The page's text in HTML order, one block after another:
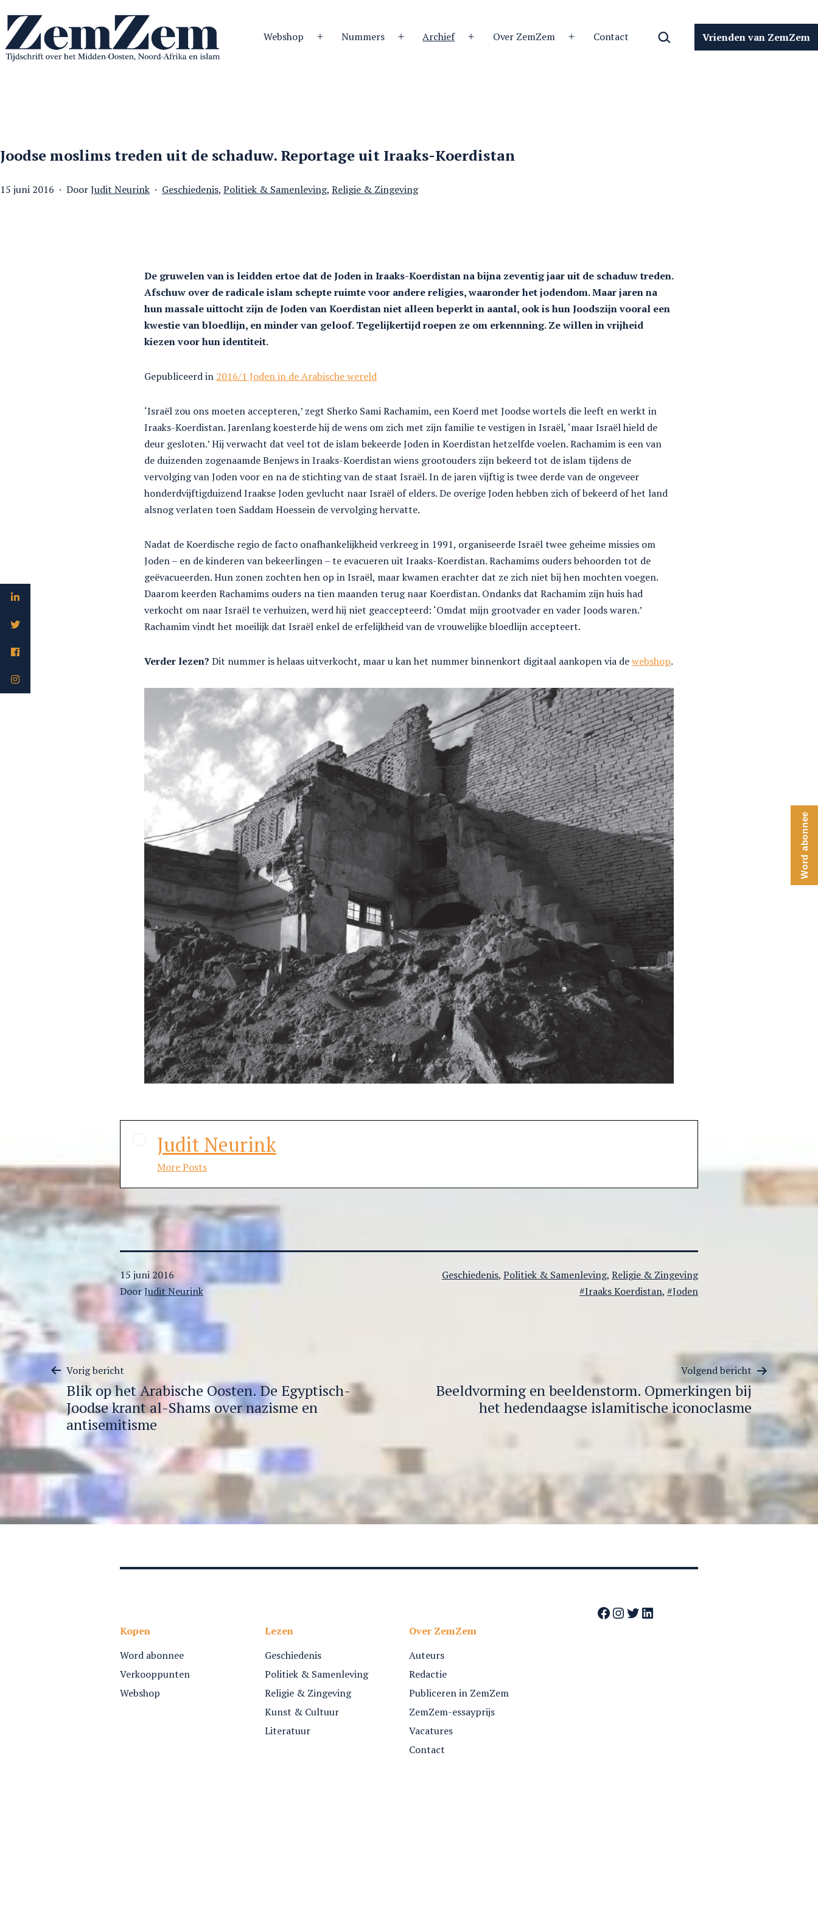
naar
de
inhoud
Webshop
Open
Nummers
Open
Archief
Open
Over ZemZem
Open
Contact Zoeken… Vrienden van ZemZem
Joodse moslims treden uit de schaduw. Reportage uit Iraaks-Koerdistan
Gepubliceerd
15 juni 2016 DoorJudit Neurink
Gecategoriseerd
Geschiedenis, Politiek & Samenleving, Religie & Zingeving
De gruwelen van is leidden ertoe dat de Joden in Iraaks-Koerdistan na bijna zeventig jaar uit de schaduw treden.
Afschuw over de radicale islam schepte ruimte voor andere religies, waaronder het jodendom. Maar jaren na
hun massale uittocht zijn de Joden van Koerdistan niet alleen beperkt in aantal, ook is hun Joodszijn vooral een
kwestie van bloedlijn, en minder van geloof. Tegelijkertijd roepen ze om erkennning. Ze willen in vrijheid
kiezen voor hun identiteit.
Gepubliceerd in 2016/1 Joden in de Arabische wereld
‘Israël zou ons moeten accepteren,’ zegt Sherko Sami Rachamim, een Koerd met Joodse wortels die leeft en werkt in
Iraaks-Koerdistan. Jarenlang koesterde hij de wens om zich met zijn familie te vestigen in Israël, ‘maar Israël hield de
deur gesloten.’ Hij verwacht dat veel tot de islam bekeerde Joden in Koerdistan hetzelfde voelen. Rachamim is een van
de duizenden zogenaamde Benjews in Iraaks-Koerdistan wiens grootouders zijn bekeerd tot de islam tijdens de
vervolging van Joden voor en na de stichting van de staat Israël. In de jaren vijftig is twee derde van de ongeveer
honderdvijftigduizend Iraakse Joden gevlucht naar Israël of elders. De overige Joden hebben zich of bekeerd of het land
alsnog verlaten toen Saddam Hoessein de vervolging hervatte.
Nadat de Koerdische regio de facto onafhankelijkheid verkreeg in 1991, organiseerde Israël twee geheime missies om
Joden – en de kinderen van bekeerlingen – te evacueren uit Iraaks-Koerdistan. Rachamims ouders behoorden tot de
geëvacueerden. Hun zonen zochten hen op in Israël, maar kwamen erachter dat ze zich niet bij hen mochten voegen.
Daarom keerden Rachamims ouders na tien maanden terug naar Koerdistan. Ondanks dat Rachamim zijn huis had
verkocht om naar Israël te verhuizen, werd hij niet geaccepteerd: ‘Omdat mijn grootvader en vader Joods waren.’
Rachamim vindt het moeilijk dat Israël enkel de erfelijkheid van de vrouwelijke bloedlijn accepteert.
Verder lezen? Dit nummer is helaas uitverkocht, maar u kan het nummer binnenkort digitaal aankopen via dewebshop.
Judit Neurink
More Posts
Gepubliceerd
op
15 juni 2016
DoorJudit Neurink
Gecategoriseerd
Geschiedenis, Politiek & Samenleving, Religie & Zingeving
Getagged
Iraaks Koerdistan, Joden
Berichtnavigatie
Vorig bericht
Blik op het Arabische Oosten. De Egyptisch-
Joodse krant al-Shams over nazisme en
antisemitisme
Volgend bericht
Beeldvorming en beeldenstorm. Opmerkingen bij
het hedendaagse islamitische iconoclasme
Kopen
Word abonnee
Verkooppunten
Webshop
Lezen
Geschiedenis
Politiek & Samenleving
Religie & Zingeving
Kunst & Cultuur
Literatuur
Over ZemZem
Auteurs
Redactie
Publiceren in ZemZem
ZemZem-essayprijs
Vacatures
Contact
Facebook
Instagram
Twitter
LinkedIn
Word abonnee